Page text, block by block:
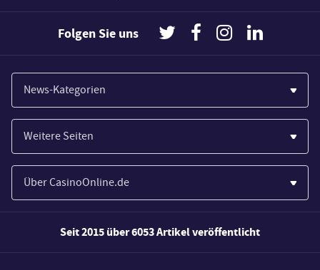
Folgen Sie uns
News-Kategorien
Casinos
Wirtschaft
Spiele
Weitere Seiten
Paypal Casinos
Novoline Casinos
Merkur Casinos
Über CasinoOnline.de
Seit 2015 über 6053 Artikel veröffentlicht